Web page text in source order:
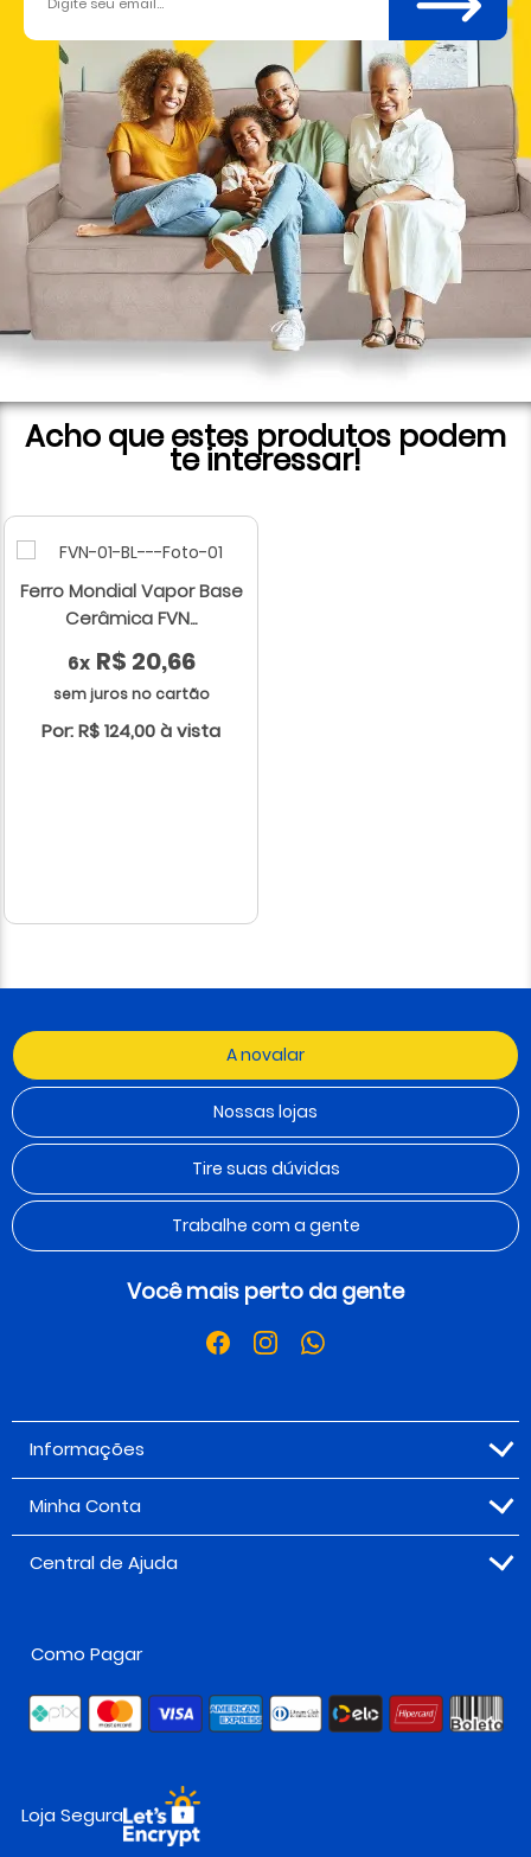
Acho que estes produtos podem
te interessar!
Ferro Mondial Vapor Base
Cerâmica FVN...
6x R$ 20,66
sem juros no cartão
Por: R$ 124,00 à vista
A novalar
Nossas lojas
Tire suas dúvidas
Trabalhe com a gente
Você mais perto da gente
Informações
Minha Conta
Central de Ajuda
Como Pagar
Loja Segura